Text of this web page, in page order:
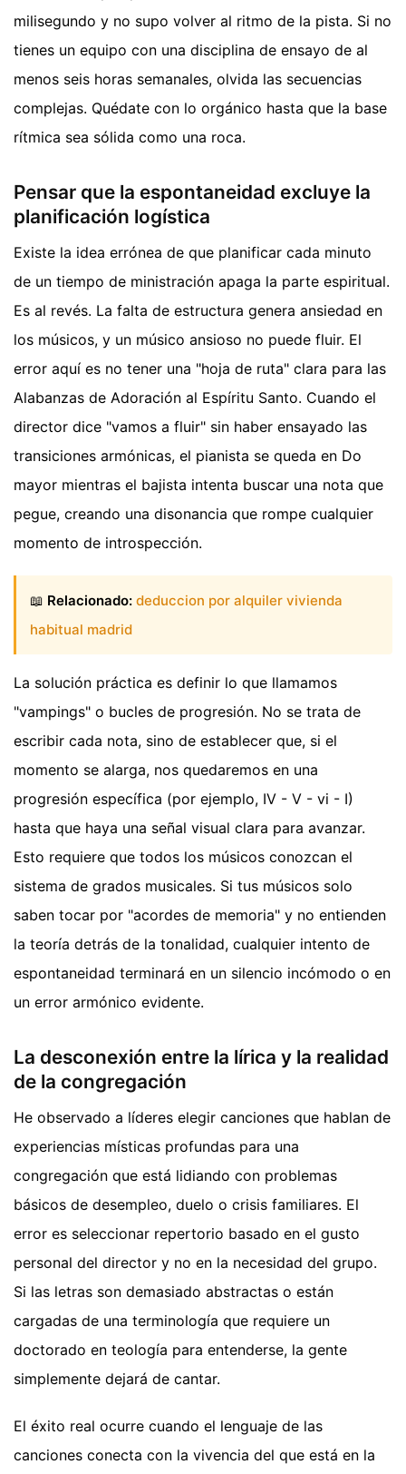
milisegundo y no supo volver al ritmo de la pista. Si no
tienes un equipo con una disciplina de ensayo de al
menos seis horas semanales, olvida las secuencias
complejas. Quédate con lo orgánico hasta que la base
rítmica sea sólida como una roca.
Pensar que la espontaneidad excluye la
planificación logística
Existe la idea errónea de que planificar cada minuto
de un tiempo de ministración apaga la parte espiritual.
Es al revés. La falta de estructura genera ansiedad en
los músicos, y un músico ansioso no puede fluir. El
error aquí es no tener una "hoja de ruta" clara para las
Alabanzas de Adoración al Espíritu Santo. Cuando el
director dice "vamos a fluir" sin haber ensayado las
transiciones armónicas, el pianista se queda en Do
mayor mientras el bajista intenta buscar una nota que
pegue, creando una disonancia que rompe cualquier
momento de introspección.
📖 Relacionado: deduccion por alquiler vivienda
habitual madrid
La solución práctica es definir lo que llamamos
"vampings" o bucles de progresión. No se trata de
escribir cada nota, sino de establecer que, si el
momento se alarga, nos quedaremos en una
progresión específica (por ejemplo, IV - V - vi - I)
hasta que haya una señal visual clara para avanzar.
Esto requiere que todos los músicos conozcan el
sistema de grados musicales. Si tus músicos solo
saben tocar por "acordes de memoria" y no entienden
la teoría detrás de la tonalidad, cualquier intento de
espontaneidad terminará en un silencio incómodo o en
un error armónico evidente.
La desconexión entre la lírica y la realidad
de la congregación
He observado a líderes elegir canciones que hablan de
experiencias místicas profundas para una
congregación que está lidiando con problemas
básicos de desempleo, duelo o crisis familiares. El
error es seleccionar repertorio basado en el gusto
personal del director y no en la necesidad del grupo.
Si las letras son demasiado abstractas o están
cargadas de una terminología que requiere un
doctorado en teología para entenderse, la gente
simplemente dejará de cantar.
El éxito real ocurre cuando el lenguaje de las
canciones conecta con la vivencia del que está en la